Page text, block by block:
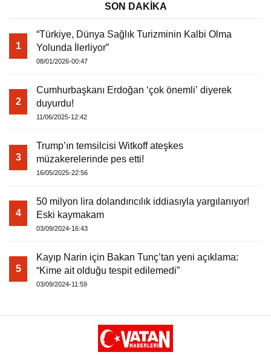
SON DAKİKA
1
“Türkiye, Dünya Sağlık Turizminin Kalbi Olma
Yolunda İlerliyor”
08/01/2026-00:47
2
Cumhurbaşkanı Erdoğan ‘çok önemli’ diyerek
duyurdu!
11/06/2025-12:42
3
Trump’ın temsilcisi Witkoff ateşkes
müzakerelerinde pes etti!
16/05/2025-22:56
4
50 milyon lira dolandırıcılık iddiasıyla yargılanıyor!
Eski kaymakam
03/09/2024-16:43
5
Kayıp Narin için Bakan Tunç’tan yeni açıklama:
“Kime ait olduğu tespit edilemedi”
03/09/2024-11:59